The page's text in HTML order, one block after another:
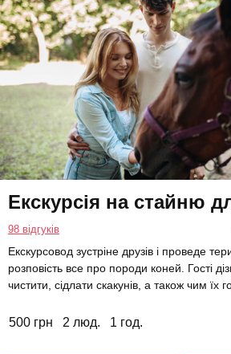
Екскурсія на стайню
98 відгуків
Екскурсовод зустріне друзів і проведе
розповість все про породи коней. Гості
чистити, сідлати скакунів, а також чим їх
500 грн 2 люд. 1 год.